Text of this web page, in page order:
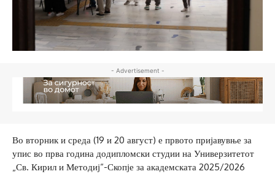
- Advertisement -
Во вторник и среда (19 и 20 август) е првото пријавувње за
упис во прва година додипломски студии на Универзитетот
„Св. Кирил и Методиј“-Скопје за академската 2025/2026